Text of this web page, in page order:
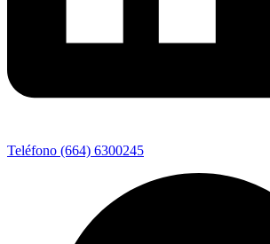
Teléfono (664) 6300245